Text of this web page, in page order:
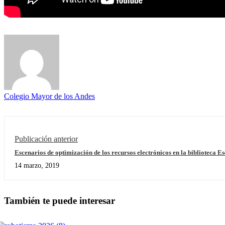
Colegio Mayor de los Andes
Publicación anterior
Escenarios de optimización de los recursos electrónicos en la biblioteca
14 marzo, 2019
También te puede interesar